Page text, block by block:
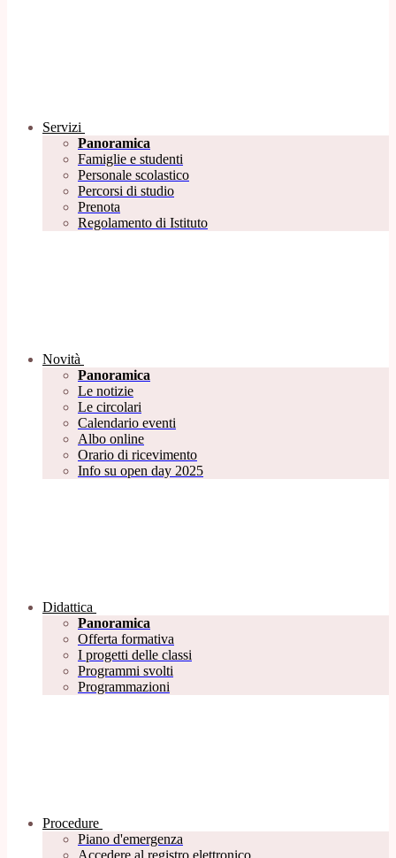
Servizi
Panoramica
Famiglie e studenti
Personale scolastico
Percorsi di studio
Prenota
Regolamento di Istituto
Novità
Panoramica
Le notizie
Le circolari
Calendario eventi
Albo online
Orario di ricevimento
Info su open day 2025
Didattica
Panoramica
Offerta formativa
I progetti delle classi
Programmi svolti
Programmazioni
Procedure
Piano d'emergenza